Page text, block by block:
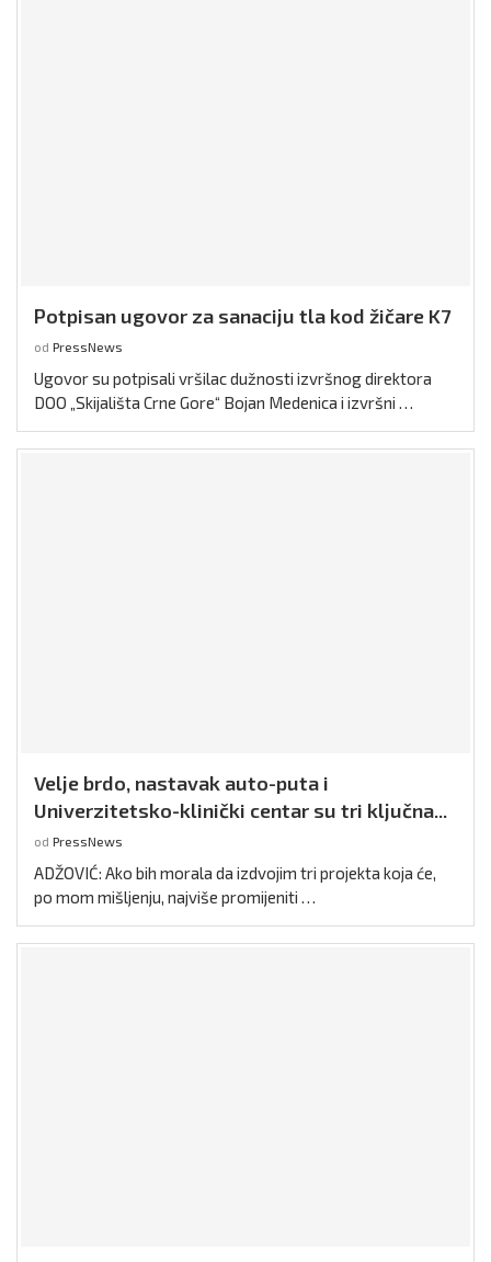
Potpisan ugovor za sanaciju tla kod žičare K7
od PressNews
Ugovor su potpisali vršilac dužnosti izvršnog direktora
DOO „Skijališta Crne Gore“ Bojan Medenica i izvršni …
Velje brdo, nastavak auto-puta i
Univerzitetsko-klinički centar su tri ključna...
od PressNews
ADŽOVIĆ: Ako bih morala da izdvojim tri projekta koja će,
po mom mišljenju, najviše promijeniti …